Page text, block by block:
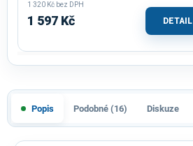
1 320 Kč bez DPH
1 597 Kč DETAIL
Popis Podobné (16) Diskuze